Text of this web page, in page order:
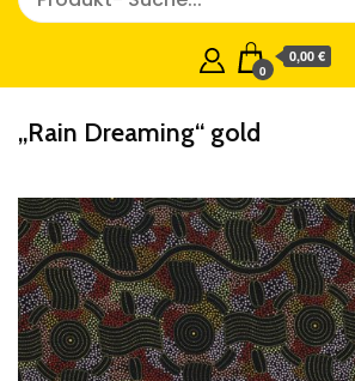
0
0,00 €
„Rain Dreaming“ gold